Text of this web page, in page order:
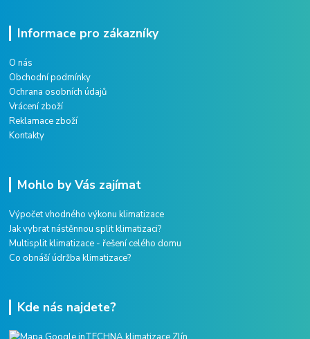
Informace pro zákazníky
O nás
Obchodní podmínky
Ochrana osobních údajů
Vrácení zboží
Reklamace zboží
Kontakty
Mohlo by Vás zajímat
Výpočet vhodného výkonu klimatizace
Jak vybrat nástěnnou split klimatizaci?
Multisplit klimatizace - řešení celého domu
Co obnáší údržba klimatizace?
Kde nás najdete?